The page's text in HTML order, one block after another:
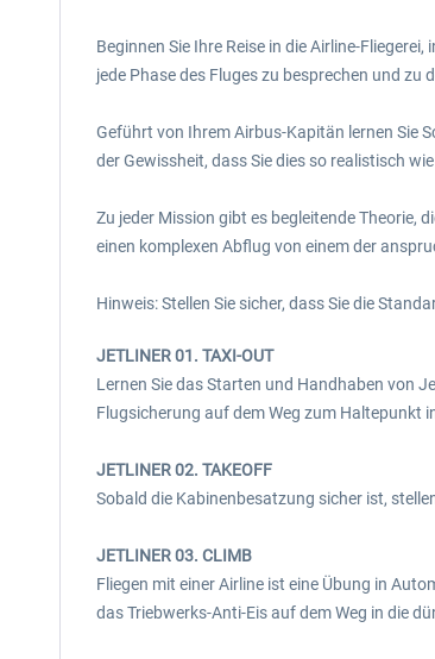
Beginnen Sie Ihre Reise in die Airline-
jede Phase des Fluges zu besprechen und
Geführt von Ihrem Airbus-Kapitän lernen Sie
der Gewissheit, dass Sie dies so realistisch
Zu jeder Mission gibt es begleitende Theorie,
einen komplexen Abflug von einem der
Hinweis: Stellen Sie sicher, dass Sie die
JETLINER 01. TAXI-OUT
Lernen Sie das Starten und Handhaben von
Flugsicherung auf dem Weg zum Haltepunkt
JETLINER 02. TAKEOFF
Sobald die Kabinenbesatzung sicher ist,
JETLINER 03. CLIMB
Fliegen mit einer Airline ist eine Übung in
das Triebwerks-Anti-Eis auf dem Weg in die